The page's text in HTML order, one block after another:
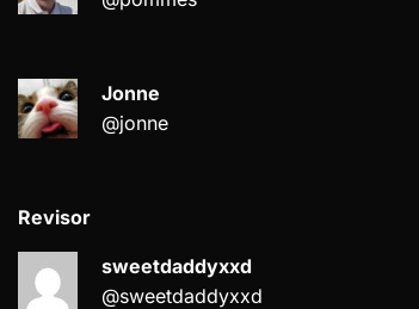
Jonne
@jonne
Revisor
sweetdaddyxxd
@sweetdaddyxxd